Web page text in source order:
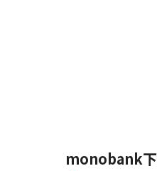
monobank